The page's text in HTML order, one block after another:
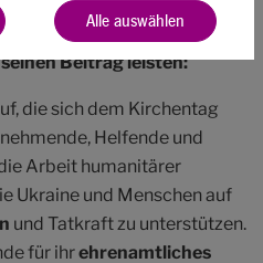
jetzt in Freiheit leben.
Beitrag leisten:
die sich dem Kirchentag
Helfende und
Arbeit humanitärer
Ukraine und Menschen auf
und Tatkraft zu unterstützen.
für ihrehrenamtliches
Alle auswählen